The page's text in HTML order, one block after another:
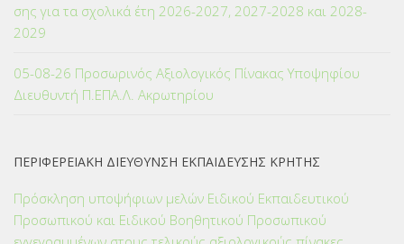
σης για τα σχολικά έτη 2026-2027, 2027-2028 και 2028-
2029
05-08-26 Προσωρινός Αξιολογικός Πίνακας Υποψηφίου
Διευθυντή Π.ΕΠΑ.Λ. Ακρωτηρίου
ΠΕΡΙΦΕΡΕΙΑΚΗ ΔΙΕΥΘΥΝΣΗ ΕΚΠΑΙΔΕΥΣΗΣ ΚΡΗΤΗΣ
Πρόσκληση υποψήφιων μελών Ειδικού Εκπαιδευτικού
Προσωπικού και Ειδικού Βοηθητικού Προσωπικού